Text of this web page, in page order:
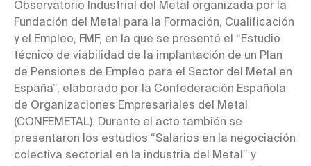
Observatorio Industrial del Metal organizada por la
Fundación del Metal para la Formación, Cualificación
y el Empleo, FMF, en la que se presentó el “Estudio
técnico de viabilidad de la implantación de un Plan
de Pensiones de Empleo para el Sector del Metal en
España”, elaborado por la Confederación Española
de Organizaciones Empresariales del Metal
(CONFEMETAL). Durante el acto también se
presentaron los estudios “Salarios en la negociación
colectiva sectorial en la industria del Metal” y